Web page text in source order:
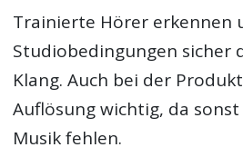
Trainierte Hörer erkennen
Studiobedingungen sicher
Klang. Auch bei der
Auflösung wichtig, da
Musik fehlen.